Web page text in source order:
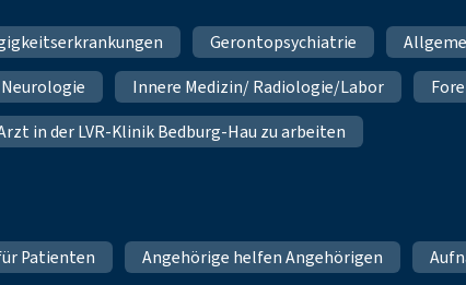
Gerontopsychiatrie
Neurologie Innere Medizin/ Radiologie/Labor
in der LVR-Klinik Bedburg-Hau zu arbeiten
Patienten Angehörige helfen Angehörigen